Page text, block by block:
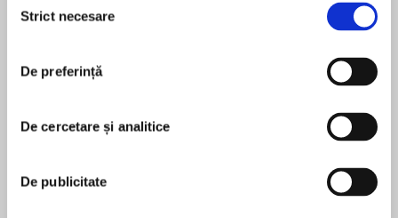
consimțământului
Strict necesare
De preferință
De cercetare și analitice
De publicitate
When they start to weave parachute silk there
is no margin for error: one tiny fault could result
Jewish refugee who works on the looms. As
their love grows, there are suspicions someone
pentru această carte
Liz worked for many years as a journalist for